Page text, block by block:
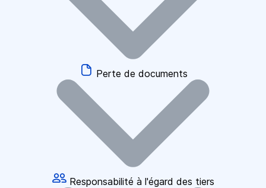
Perte de documents
Responsabilité à l'égard des tiers